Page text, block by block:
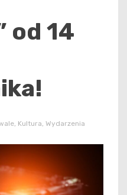
od 14
, Kultura Wydarzenia